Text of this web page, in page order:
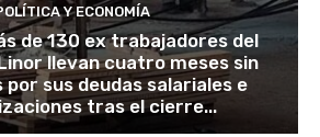
Y ECONOMÍA
de 130 ex trabajadores del
llevan cuatro meses sin
sus deudas salariales e
tras el cierre...